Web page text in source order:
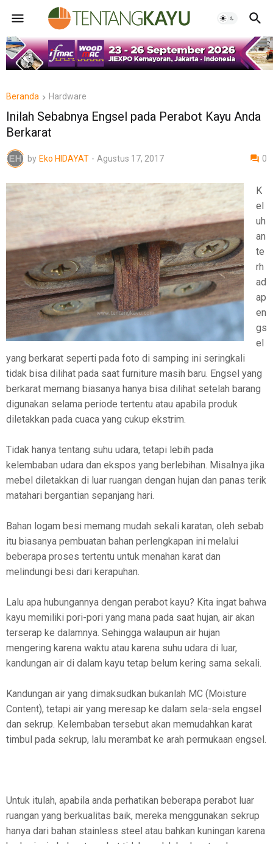
Beranda Hardware
Inilah Sebabnya Engsel pada Perabot Kayu Anda
Berkarat
by Eko HIDAYAT - Agustus 17, 2017 0
K
el
uh
an
te
rh
ad
ap
en
gs
el
yang berkarat seperti pada foto di samping ini seringkali
tidak bisa dilihat pada saat furniture masih baru. Engsel yang
berkarat memang biasanya hanya bisa dilihat setelah barang
digunakan selama periode tertentu atau apabila produk
diletakkan pada cuaca yang cukup ekstrim.
Tidak hanya tentang suhu udara, tetapi lebih pada
kelembaban udara dan ekspos yang berlebihan. Misalnya jika
mebel diletakkan di luar ruangan dengan hujan dan panas terik
matahari bergantian sepanjang hari.
Bahan logam besi memang mudah sekali karatan, oleh sebab
itu biasanya pembuatan bahan perlengkapan ini melalui
beberapa proses tertentu untuk menahan karat dan
melindungi besi dari kerapuhan.
Lalu apa hubungannya dengan perabot kayu? Kita ingat bahwa
kayu memiliki pori-pori yang mana pada saat hujan, air akan
terserap ke dalamnya. Sehingga walaupun air hujan
mengering karena waktu atau karena suhu udara di luar,
kandungan air di dalam kayu tetap belum kering sama sekali.
Kandungan air yang dimaksudkan bukanlah MC (Moisture
Content), tetapi air yang meresap ke dalam sela-sela engsel
dan sekrup. Kelembaban tersebut akan memudahkan karat
timbul pada sekrup, lalu merambat ke arah permukaan engsel.
Untuk itulah, apabila anda perhatikan beberapa perabot luar
ruangan yang berkualitas baik, mereka menggunakan sekrup
hanya dari bahan stainless steel atau bahkan kuningan karena